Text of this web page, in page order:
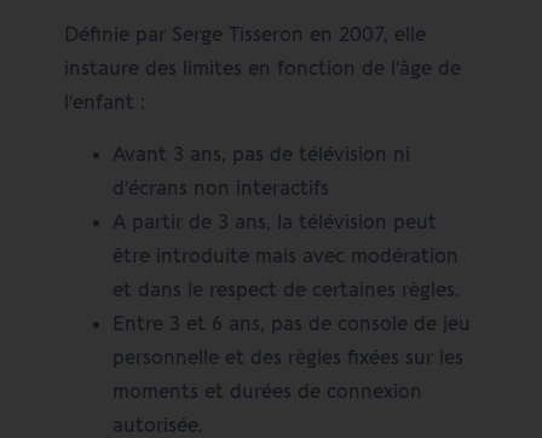
Définie par Serge Tisseron en 2007, elle
instaure des limites en fonction de l’âge de
l’enfant :
Avant 3 ans, pas de télévision ni
d’écrans non interactifs
A partir de 3 ans, la télévision peut
être introduite mais avec modération
et dans le respect de certaines règles.
Entre 3 et 6 ans, pas de console de jeu
personnelle et des règles fixées sur les
moments et durées de connexion
autorisée.